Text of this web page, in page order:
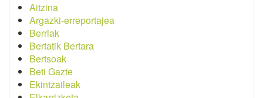
Aitzina
Argazki-erreportajea
Berriak
Bertatik Bertara
Bertsoak
Beti Gazte
Ekintzaileak